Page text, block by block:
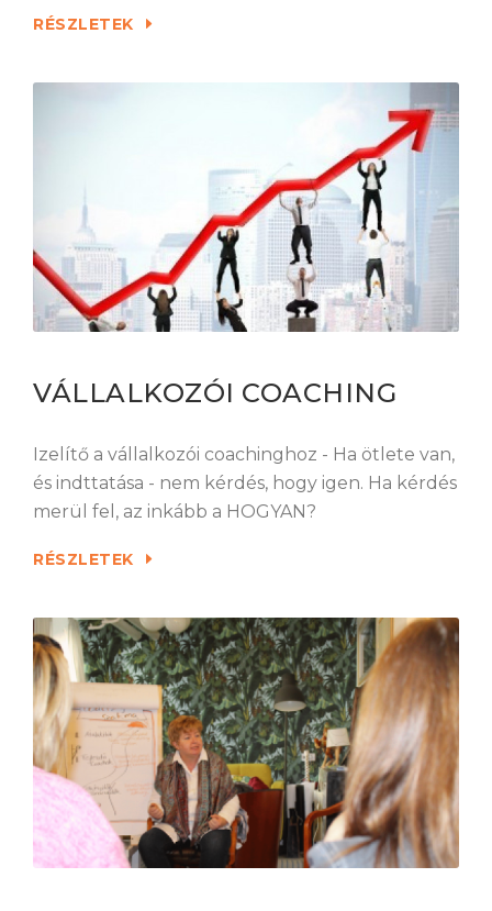
RÉSZLETEK
VÁLLALKOZÓI COACHING
Izelítő a vállalkozói coachinghoz - Ha ötlete van,
és indttatása - nem kérdés, hogy igen. Ha kérdés
merül fel, az inkább a HOGYAN?
RÉSZLETEK